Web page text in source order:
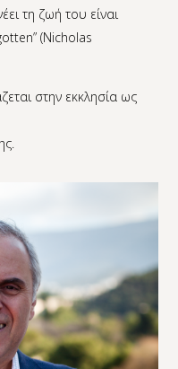
τη ζωή του είναι
(Nicholas
στην εκκλησία ως